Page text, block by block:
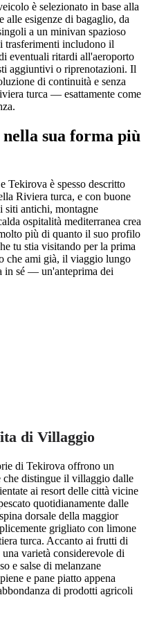
è selezionato in base alla
alle esigenze di bagaglio, da
a un minivan spazioso
trasferimenti includono il
eventuali ritardi all'aeroporto
aggiuntivi o riprenotazioni. Il
di continuità e senza
turca — esattamente come
sua forma più
Tekirova è spesso descritto
Riviera turca, e con buone
siti antichi, montagne
ospitalità mediterranea crea
più di quanto il suo profilo
tu stia visitando per la prima
che ami già, il viaggio lungo
in sé — un'anteprima dei
di Villaggio
di Tekirova offrono un
che distingue il villaggio dalle
ai resort delle città vicine
quotidianamente dalle
dorsale della maggior
grigliato con limone
turca. Accanto ai frutti di
varietà considerevole di
e salse di melanzane
e pane piatto appena
di prodotti agricoli